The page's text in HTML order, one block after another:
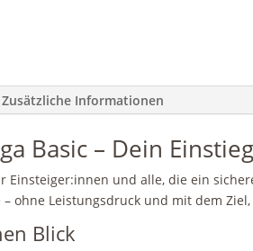
Zusätzliche Informationen
Basic – Dein
Einsteiger:innen und alle, die ein
ohne Leistungsdruck und mit dem
Blick